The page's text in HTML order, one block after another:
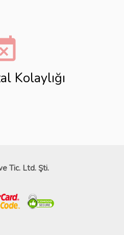
Kolaylığı
Tic. Ltd. Şti.